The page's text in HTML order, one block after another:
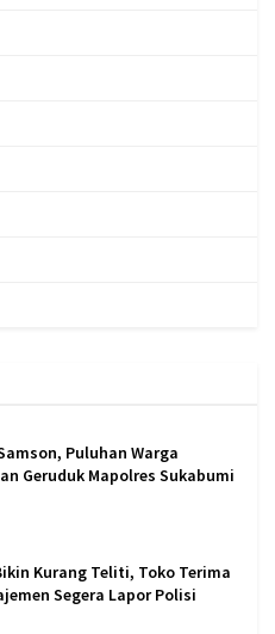
Puluhan Warga
Geruduk Mapolres Sukabumi
Kurang Teliti, Toko Terima
Segera Lapor Polisi